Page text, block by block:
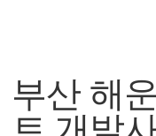
부산 해